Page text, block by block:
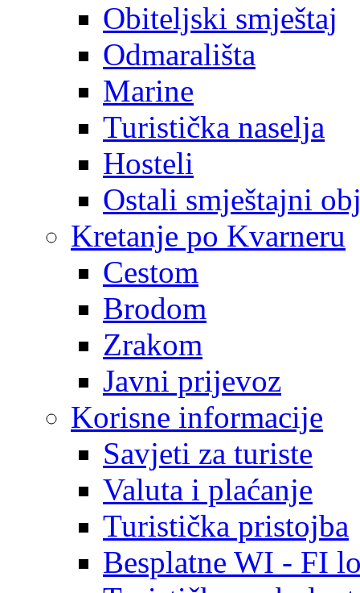
Obiteljski smještaj
Odmarališta
Marine
Turistička naselja
Hosteli
Ostali smještajni
Kretanje po Kvarneru
Cestom
Brodom
Zrakom
Javni prijevoz
Korisne informacije
Savjeti za turiste
Valuta i plaćanje
Turistička pristojba
Besplatne WI - FI